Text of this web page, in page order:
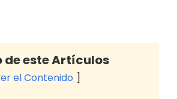
de este Artículos
el Contenido